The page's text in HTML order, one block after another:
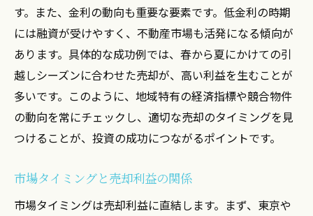
す。また、金利の動向も重要な要素です。低金利の時期
には融資が受けやすく、不動産市場も活発になる傾向が
あります。具体的な成功例では、春から夏にかけての引
越しシーズンに合わせた売却が、高い利益を生むことが
多いです。このように、地域特有の経済指標や競合物件
の動向を常にチェックし、適切な売却のタイミングを見
つけることが、投資の成功につながるポイントです。
市場タイミングと売却利益の関係
市場タイミングは売却利益に直結します。まず、東京や